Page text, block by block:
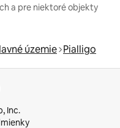
a pre niektoré objekty
územie Pialligo
Inc.